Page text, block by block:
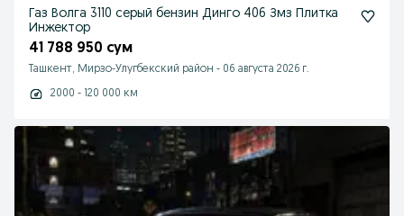
Газ Волга 3110 серый бензин Динго 406 Змз Плитка
Инжектор
41 788 950 сум
Ташкент, Мирзо-Улугбекский район - 06 августа 2026 г.
2000 - 120 000 км